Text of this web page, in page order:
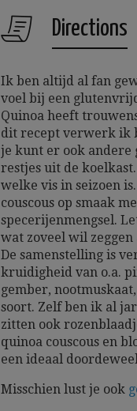
Directions
Ik ben altijd al fan
voel bij een
Quinoa heeft
dit recept verwerk ik
je kunt er ook andere
restjes uit de
welke vis in seizoen
couscous op smaak
specerijenmengsel.
wat zoveel wil
De samenstelling is
kruidigheid van o.a.
gember,
soort. Zelf ben ik al
zitten ook
quinoa couscous en
een ideaal
Misschien lust je ook